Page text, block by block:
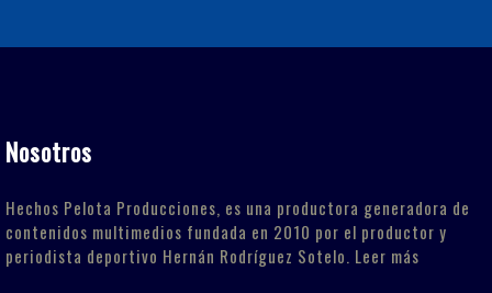
Nosotros
Hechos Pelota Producciones, es una productora generadora de
contenidos multimedios fundada en 2010 por el productor y
periodista deportivo Hernán Rodríguez Sotelo. Leer más